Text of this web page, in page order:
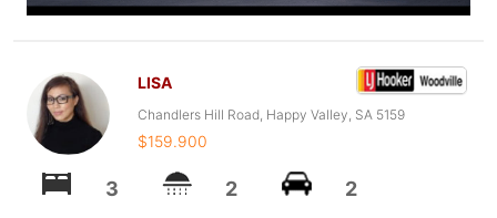
LISA
Chandlers Hill Road, Happy Valley, SA 5159
$159.900
3 2 2